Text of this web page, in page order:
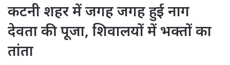
कटनी शहर में जगह जगह हुई नाग
देवता की पूजा, शिवालयों में भक्तों का
तांता